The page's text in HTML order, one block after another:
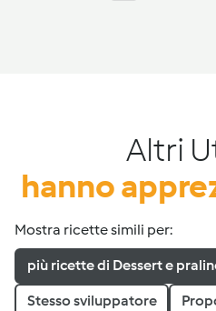
Altri
hanno
Mostra ricette simili per:
più ricette di Dessert e
Stesso sviluppatore